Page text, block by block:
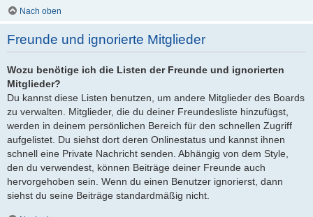
Nach oben
Freunde und ignorierte Mitglieder
Wozu benötige ich die Listen der Freunde und ignorierten
Mitglieder?
Du kannst diese Listen benutzen, um andere Mitglieder des Boards
zu verwalten. Mitglieder, die du deiner Freundesliste hinzufügst,
werden in deinem persönlichen Bereich für den schnellen Zugriff
aufgelistet. Du siehst dort deren Onlinestatus und kannst ihnen
schnell eine Private Nachricht senden. Abhängig von dem Style,
den du verwendest, können Beiträge deiner Freunde auch
hervorgehoben sein. Wenn du einen Benutzer ignorierst, dann
siehst du seine Beiträge standardmäßig nicht.